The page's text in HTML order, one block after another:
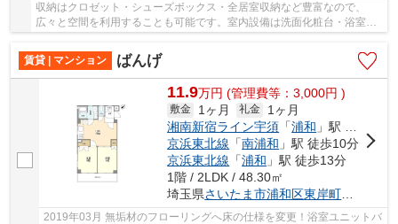
収納はクロゼット・シューズボックス・全居室収納など豊富なので、
広々と空間を利用することも可能です。室内設備は洗面化粧台・浴室乾
賃貸 | マンション
ばんげ
11.9万円 (管理費等：3,000円 )
敷金 1ヶ月 礼金
1ヶ月
湘南新宿ライン宇須 「浦和 」駅 徒歩13分
京浜東北線 「南浦和 」駅 徒歩10分
京浜東北線 「浦和 」駅 徒歩13分
1階 / 2LDK / 48.30㎡
埼玉県さいたま市浦和区東岸町
2019年03月 無垢材のフローリングへ床の仕様を変更！浴室ユニットバ